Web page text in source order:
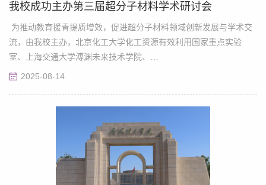
我校成功主办第三届超分子材料学术研讨会
为推动教育援青提质增效，促进超分子材料领域创新发展与学术交
流，由我校主办，北京化工大学化工资源有效利用国家重点实验
室、上海交通大学溥渊未来技术学院、
《Supramolecular Materials》期刊编委会、北京科爱森蓝文化传播
2025-08-14